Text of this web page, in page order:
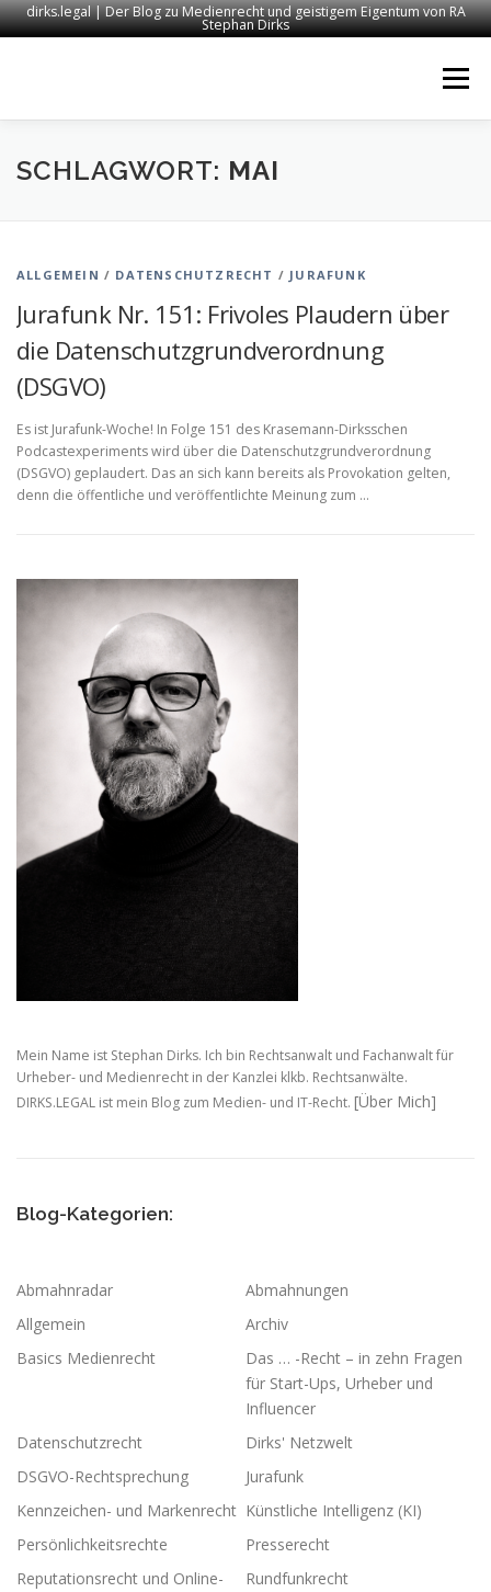
dirks.legal | Der Blog zu Medienrecht und geistigem Eigentum von RA
Stephan Dirks
Menü
START KONTAKT RECHTSANWALT DIRKS
SCHLAGWORT: MAI
ALLGEMEIN / DATENSCHUTZRECHT / JURAFUNK
Jurafunk Nr. 151: Frivoles Plaudern über
die Datenschutzgrundverordnung
(DSGVO)
Es ist Jurafunk-Woche! In Folge 151 des Krasemann-Dirksschen
Podcastexperiments wird über die Datenschutzgrundverordnung
(DSGVO) geplaudert. Das an sich kann bereits als Provokation gelten,
denn die öffentliche und veröffentlichte Meinung zum …
Mein Name ist Stephan Dirks. Ich bin Rechtsanwalt und Fachanwalt für
Urheber- und Medienrecht in der Kanzlei klkb. Rechtsanwälte.
DIRKS.LEGAL ist mein Blog zum Medien- und IT-Recht. [Über Mich]
Blog-Kategorien:
Abmahnradar
Abmahnungen
Allgemein
Archiv
Basics Medienrecht
Das … -Recht – in zehn Fragen
für Start-Ups, Urheber und
Influencer
Datenschutzrecht
Dirks' Netzwelt
DSGVO-Rechtsprechung
Jurafunk
Kennzeichen- und Markenrecht Künstliche Intelligenz (KI)
Persönlichkeitsrechte
Presserecht
Reputationsrecht und Online-
Rundfunkrecht